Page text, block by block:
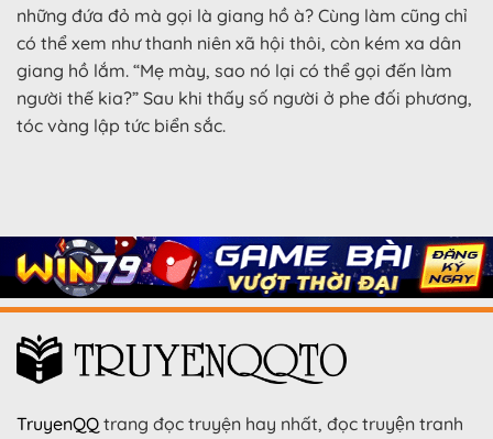
những đứa đỏ mà gọi là giang hồ à? Cùng làm cũng chỉ
có thể xem như thanh niên xã hội thôi, còn kém xa dân
giang hồ lắm. “Mẹ mày, sao nó lại có thể gọi đến làm
người thế kia?” Sau khi thấy số người ở phe đối phương,
tóc vàng lập tức biển sắc.
TruyenQQ trang đọc truyện hay nhất, đọc truyện tranh